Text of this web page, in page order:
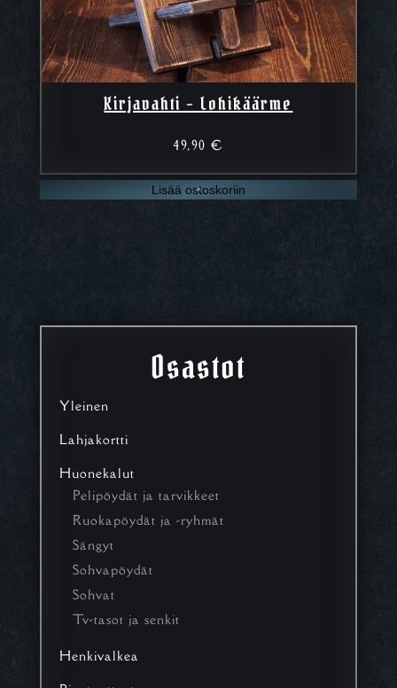
Osastot
Yleinen
Lahjakortti
Huonekalut
Pelipöydät ja tarvikkeet
Ruokapöydät ja -ryhmät
Sängyt
Sohvapöydät
Sohvat
Tv-tasot ja senkit
Henkivalkea
Kirjavahti – Lohikäärme
49,90€
Lisää ostoskoriin